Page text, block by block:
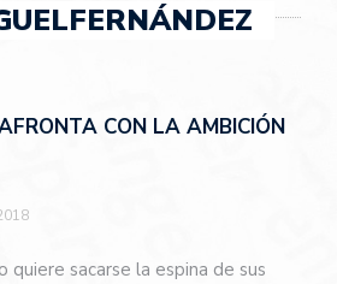
CON LA AMBICIÓN
quiere sacarse la espina de sus